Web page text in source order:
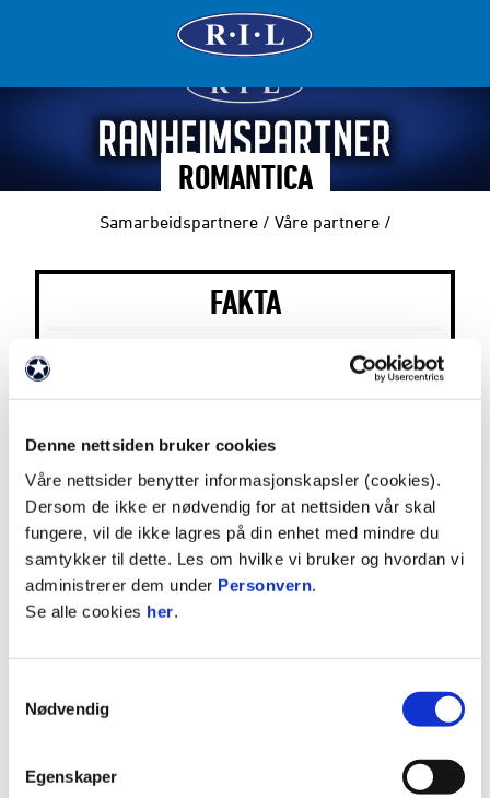
Denne nettsiden bruker cookies
Våre nettsider benytter informasjonskapsler (cookies).
Dersom de ikke er nødvendig for at nettsiden vår skal
fungere, vil de ikke lagres på din enhet med mindre du
samtykker til dette. Les om hvilke vi bruker og hvordan vi
administrerer dem under Personvern.
Se alle cookies her.
Nødvendig
Egenskaper
ROMANTICA
Samarbeidspartnere / Våre partnere /
FAKTA
Partnernivå: Ranheimspartner
Facebook